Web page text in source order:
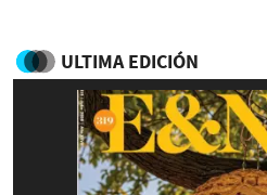
ULTIMA EDICIÓN